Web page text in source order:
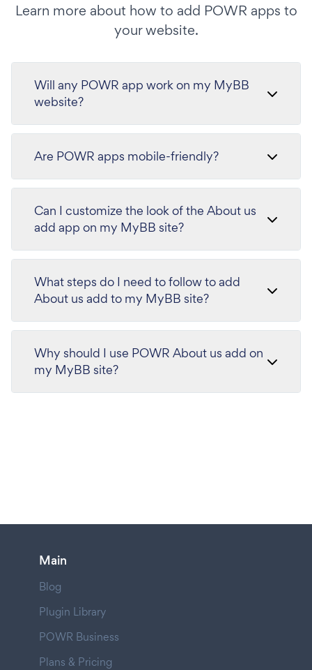
Learn more about how to add POWR apps to
your website.
Will any POWR app work on my MyBB
website?
Are POWR apps mobile-friendly?
Can I customize the look of the About us
add app on my MyBB site?
What steps do I need to follow to add
About us add to my MyBB site?
Why should I use POWR About us add on
my MyBB site?
Main
Blog
Plugin Library
POWR Business
Plans & Pricing